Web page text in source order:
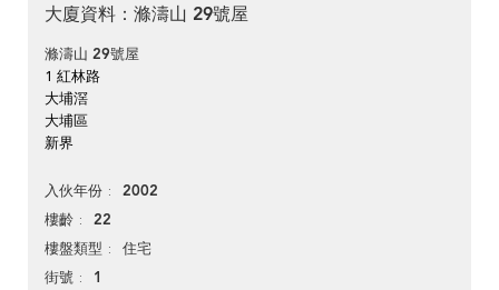
大廈資料：滌濤山 29號屋
滌濤山 29號屋
1 紅林路
大埔滘
大埔區
新界
入伙年份 2002
樓齡 22
樓盤類型 住宅
街號 1